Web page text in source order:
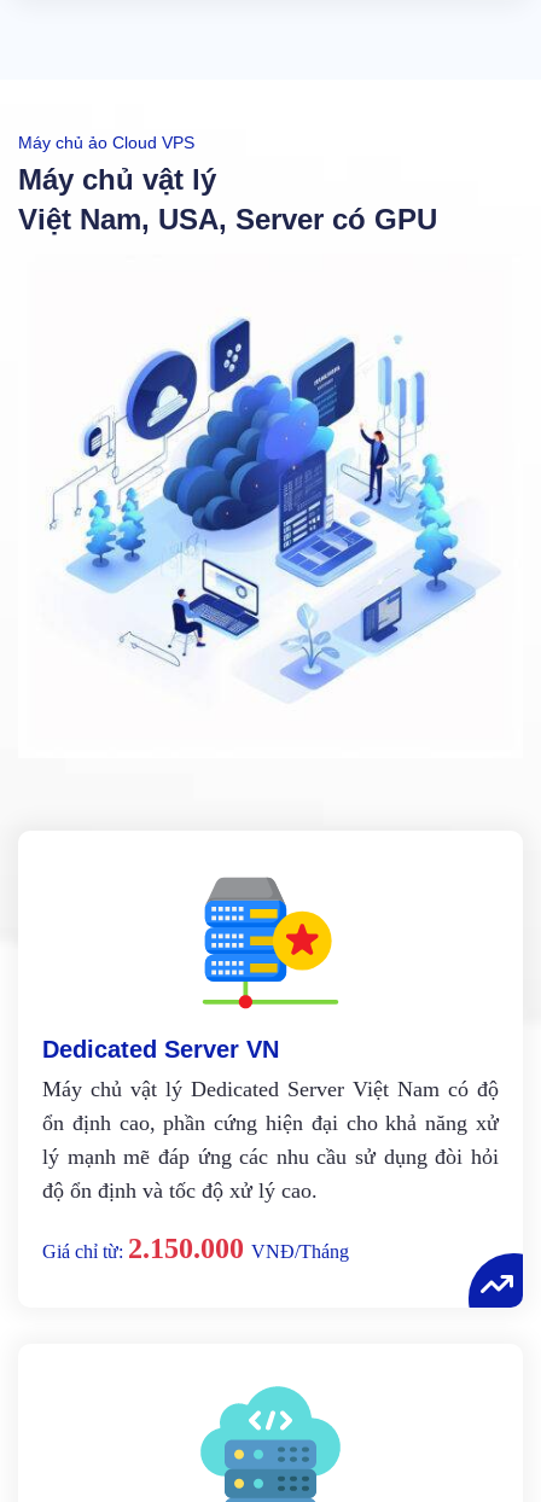
Máy chủ ảo Cloud VPS
Máy chủ vật lý
Việt Nam, USA, Server có GPU
Dedicated Server VN
Máy chủ vật lý Dedicated Server Việt Nam có độ
ổn định cao, phần cứng hiện đại cho khả năng xử
lý mạnh mẽ đáp ứng các nhu cầu sử dụng đòi hỏi
độ ổn định và tốc độ xử lý cao.
Giá chỉ từ: 2.150.000 VNĐ/Tháng